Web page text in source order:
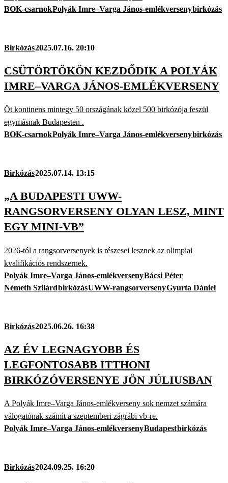
BOK-csarnokPolyák Imre–Varga János-emlékversenybirkózás
Birkózás2025.07.16. 20:10
CSÜTÖRTÖKÖN KEZDŐDIK A POLYÁK
IMRE–VARGA JÁNOS-EMLÉKVERSENY
Öt kontinens mintegy 50 országának közel 500 birkózója feszül
egymásnak Budapesten .
BOK-csarnokPolyák Imre–Varga János-emlékversenybirkózás
Birkózás2025.07.14. 13:15
„A BUDAPESTI UWW-
RANGSORVERSENY OLYAN LESZ, MINT
EGY MINI-VB”
2026-tól a rangsorversenyek is részesei lesznek az olimpiai
kvalifikációs rendszernek.
Polyák Imre–Varga János-emlékversenyBácsi Péter
Németh SzilárdbirkózásUWW-rangsorversenyGyurta Dániel
Birkózás2025.06.26. 16:38
AZ ÉV LEGNAGYOBB ÉS
LEGFONTOSABB ITTHONI
BIRKÓZÓVERSENYE JÖN JÚLIUSBAN
A Polyák Imre–Varga János-emlékverseny sok nemzet számára
válogatónak számít a szeptemberi zágrábi vb-re.
Polyák Imre–Varga János-emlékversenyBudapestbirkózás
Birkózás2024.09.25. 16:20